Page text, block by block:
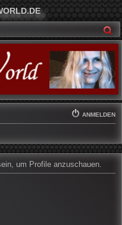
ANMELDEN
um Profile anzuschauen.